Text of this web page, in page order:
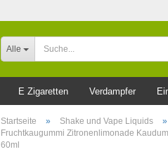
Alle
E Zigaretten Verdampfer
Startseite » Shake und Vape Liquids
»
Fruchtkaugummi Zitronenlimonade
60ml